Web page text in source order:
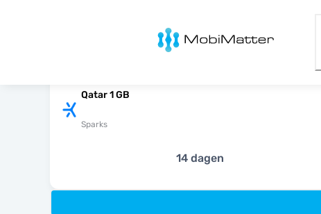
MobiMatter
Qatar 1 GB
Sparks
14 dagen